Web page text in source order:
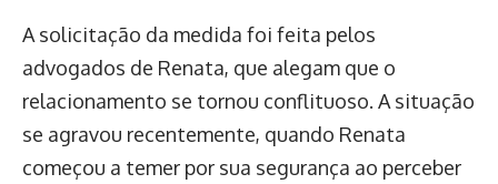
A solicitação da medida foi feita pelos
advogados de Renata, que alegam que o
relacionamento se tornou conflituoso. A situação
se agravou recentemente, quando Renata
começou a temer por sua segurança ao perceber